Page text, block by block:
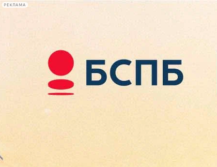
РЕКЛАМА
Сегодня:
2026.08.09
05:27
Афиша Plus